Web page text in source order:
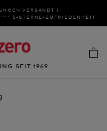
VERSANDT |
5-STERNE-ZUFRIEDENHEIT
SEIT 1969